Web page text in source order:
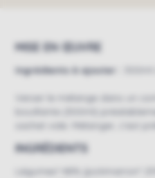
MISE EN ŒUVRE
Ingrédients à ajouter :
Verser le mélange dans un
bouillante (300ml)
sachet vide. Mélanger, c'est
INGRÉDIENTS
Légumes* 48% (potimarron*